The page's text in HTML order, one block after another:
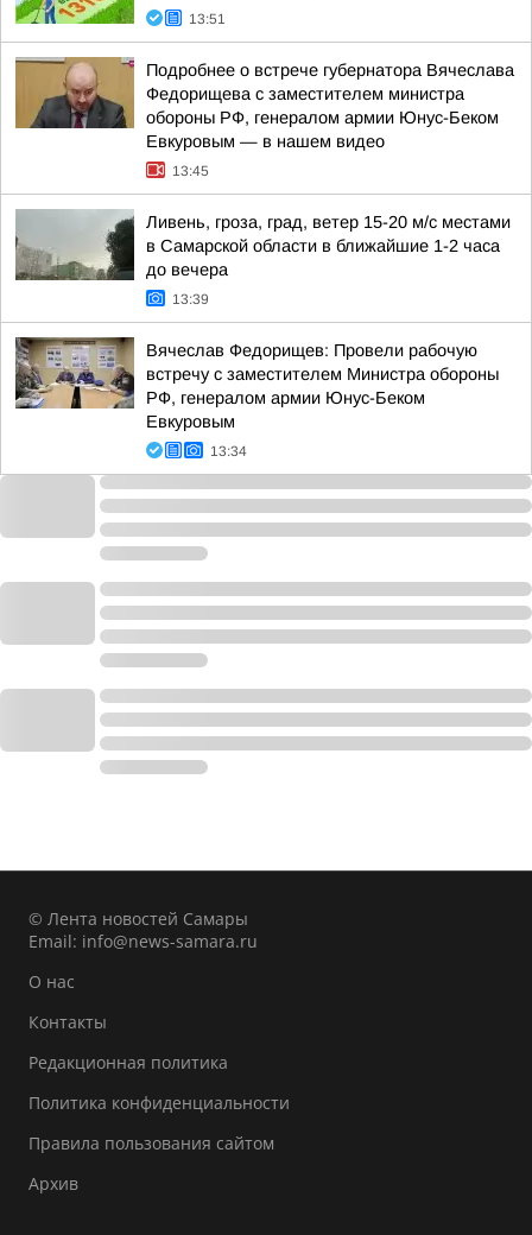
13:51
Подробнее о встрече губернатора Вячеслава
Федорищева с заместителем министра
обороны РФ, генералом армии Юнус-Беком
Евкуровым — в нашем видео
13:45
Ливень, гроза, град, ветер 15-20 м/с местами
в Самарской области в ближайшие 1-2 часа
до вечера
13:39
Вячеслав Федорищев: Провели рабочую
встречу с заместителем Министра обороны
РФ, генералом армии Юнус-Беком
Евкуровым
13:34
© Лента новостей Самары
Email: info@news-samara.ru
О нас
Контакты
Редакционная политика
Политика конфиденциальности
Правила пользования сайтом
Архив